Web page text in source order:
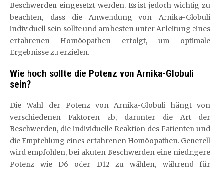
Beschwerden eingesetzt werden. Es ist jedoch wichtig zu
beachten, dass die Anwendung von Arnika-Globuli
individuell sein sollte und am besten unter Anleitung eines
erfahrenen Homöopathen erfolgt, um optimale
Ergebnisse zu erzielen.
Wie hoch sollte die Potenz von Arnika-Globuli
sein?
Die Wahl der Potenz von Arnika-Globuli hängt von
verschiedenen Faktoren ab, darunter die Art der
Beschwerden, die individuelle Reaktion des Patienten und
die Empfehlung eines erfahrenen Homöopathen. Generell
wird empfohlen, bei akuten Beschwerden eine niedrigere
Potenz wie D6 oder D12 zu wählen, während für